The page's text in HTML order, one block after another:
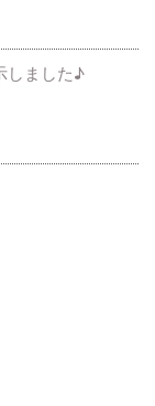
ジ）
しました♪